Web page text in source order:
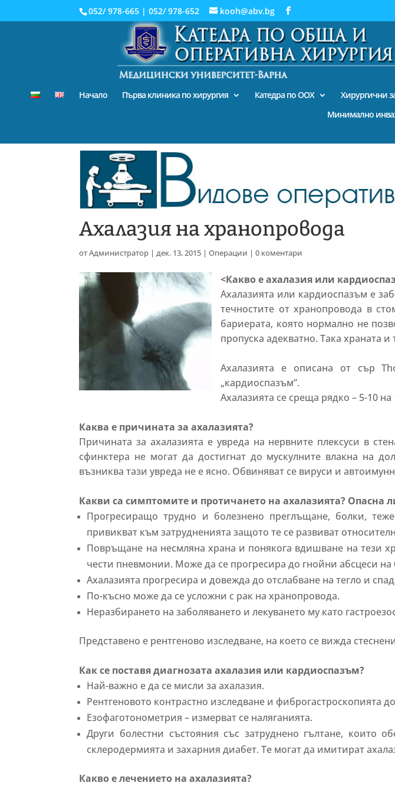
052/ 978-665 |052/ 978-652 kooh@abv.bg
Начало Първа клиника по хирургия Катедра по ООХ Хирургични
Минимално
Ахалазия на хранопровода
отАдминистратор |дек. 13, 2015 |Операции |0 коментари
<Какво е ахалазия или
Ахалазията или кардиоспaзъм е
течностите от хранопровода в
бариерата, която нормално не
пропуска адекватно. Така храната
Ахалазията е описана от сър
„кардиоспазъм”.
Ахалазията се среща рядко – 5-10
Каква е причината за ахалазията?
Причината за ахалазията е увреда на нервните плексуси в
сфинктера не могат да достигнат до мускулните влакна на
възниква тази увреда не е ясно. Обвиняват се вируси и
Какви са симптомите и протичането на ахалазията? Опасна
Прогресиращо трудно и болезнено преглъщане, болки,
привикват към затрудненията защото те се развиват
Повръщане на несмляна храна и понякога вдишване на тези
чести пневмонии. Може да се прогресира до гнойни абсцеси на
Ахалазията прогресира и довежда до отслабване на тегло и
По-късно може да се усложни с рак на хранопровода.
Неразбирането на заболяването и лекуването му като
Представено е рентгеново изследване, на което се вижда
Как се поставя диагнозата ахалазия или кардиоспазъм?
Най-важно е да се мисли за ахалазия.
Рентгеновото контрастно изследване и фиброгастроскопията
Езофаготонометрия – измерват се наляганията.
Други болестни състояния със затруднено гълтане, които
склеродермията и захарния диабет. Те могат да имитират
Какво е лечението на ахалазията?